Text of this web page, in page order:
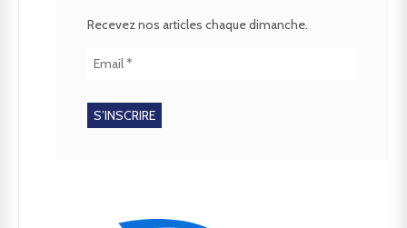
Recevez nos articles chaque dimanche.